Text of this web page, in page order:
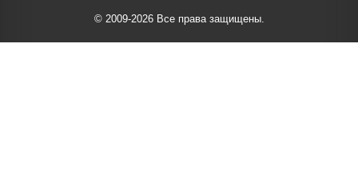
© 2009-2026 Все права защищены.